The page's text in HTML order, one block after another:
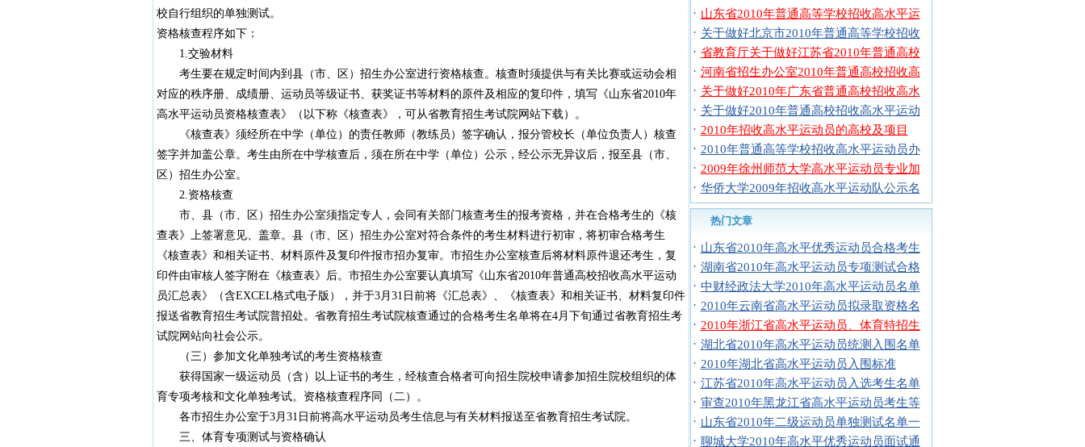
校自行组织的单独测试。
资格核查程序如下：
1.交验材料
考生要在规定时间内到县（市、区）招生办公室进行资格核查。核查时须提供与有关比赛或运动会相
对应的秩序册、成绩册、运动员等级证书、获奖证书等材料的原件及相应的复印件，填写《山东省2010年
高水平运动员资格核查表》（以下称《核查表》，可从省教育招生考试院网站下载）。
《核查表》须经所在中学（单位）的责任教师（教练员）签字确认，报分管校长（单位负责人）核查
签字并加盖公章。考生由所在中学核查后，须在所在中学（单位）公示，经公示无异议后，报至县（市、
区）招生办公室。
2.资格核查
市、县（市、区）招生办公室须指定专人，会同有关部门核查考生的报考资格，并在合格考生的《核
查表》上签署意见、盖章。县（市、区）招生办公室对符合条件的考生材料进行初审，将初审合格考生
《核查表》和相关证书、材料原件及复印件报市招办复审。市招生办公室核查后将材料原件退还考生，复
印件由审核人签字附在《核查表》后。市招生办公室要认真填写《山东省2010年普通高校招收高水平运动
员汇总表》（含EXCEL格式电子版），并于3月31日前将《汇总表》、《核查表》和相关证书、材料复印件
报送省教育招生考试院普招处。省教育招生考试院核查通过的合格考生名单将在4月下旬通过省教育招生考
试院网站向社会公示。
（三）参加文化单独考试的考生资格核查
获得国家一级运动员（含）以上证书的考生，经核查合格者可向招生院校申请参加招生院校组织的体
育专项考核和文化单独考试。资格核查程序同（二）。
各市招生办公室于3月31日前将高水平运动员考生信息与有关材料报送至省教育招生考试院。
三、体育专项测试与资格确认
· 山东省2010年普通高等学校招收高水平运
· 关于做好北京市2010年普通高等学校招收
· 省教育厅关于做好江苏省2010年普通高校
· 河南省招生办公室2010年普通高校招收高
· 关于做好2010年广东省普通高校招收高水
· 关于做好2010年普通高校招收高水平运动
· 2010年招收高水平运动员的高校及项目
· 2010年普通高等学校招收高水平运动员办
· 2009年徐州师范大学高水平运动员专业加
· 华侨大学2009年招收高水平运动队公示名
热门文章
· 山东省2010年高水平优秀运动员合格考生
· 湖南省2010年高水平运动员专项测试合格
· 中财经政法大学2010年高水平运动员名单
· 2010年云南省高水平运动员拟录取资格名
· 2010年浙江省高水平运动员、体育特招生
· 湖北省2010年高水平运动员统测入围名单
· 2010年湖北省高水平运动员入围标准
· 江苏省2010年高水平运动员入选考生名单
· 审查2010年黑龙江省高水平运动员考生等
· 山东省2010年二级运动员单独测试名单一
· 聊城大学2010年高水平优秀运动员面试通